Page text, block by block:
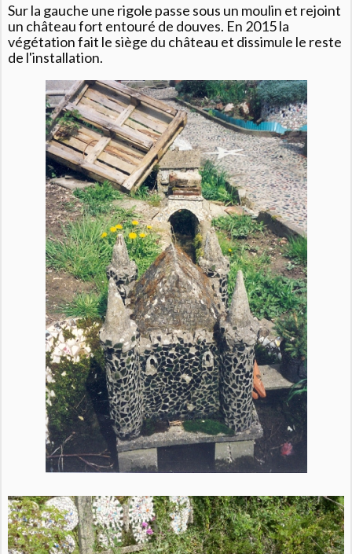
Sur la gauche une rigole passe sous un moulin et rejoint
un château fort entouré de douves. En 2015 la
végétation fait le siège du château et dissimule le reste
de l'installation.